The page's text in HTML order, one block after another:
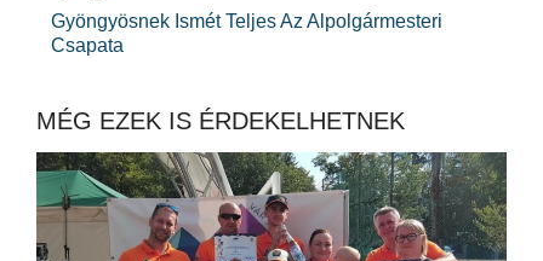
Gyöngyösnek Ismét Teljes Az Alpolgármesteri
Csapata
MÉG EZEK IS ÉRDEKELHETNEK